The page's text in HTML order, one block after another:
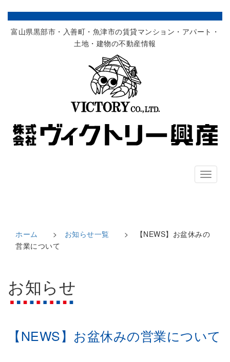
富山県黒部市・入善町・魚津市の賃貸マンション・アパート・
土地・建物の不動産情報
ナ
ョ
ホーム > お知らせ一覧 > 【NEWS】お盆休みの
営業について
お知らせ
【NEWS】お盆休みの営業について